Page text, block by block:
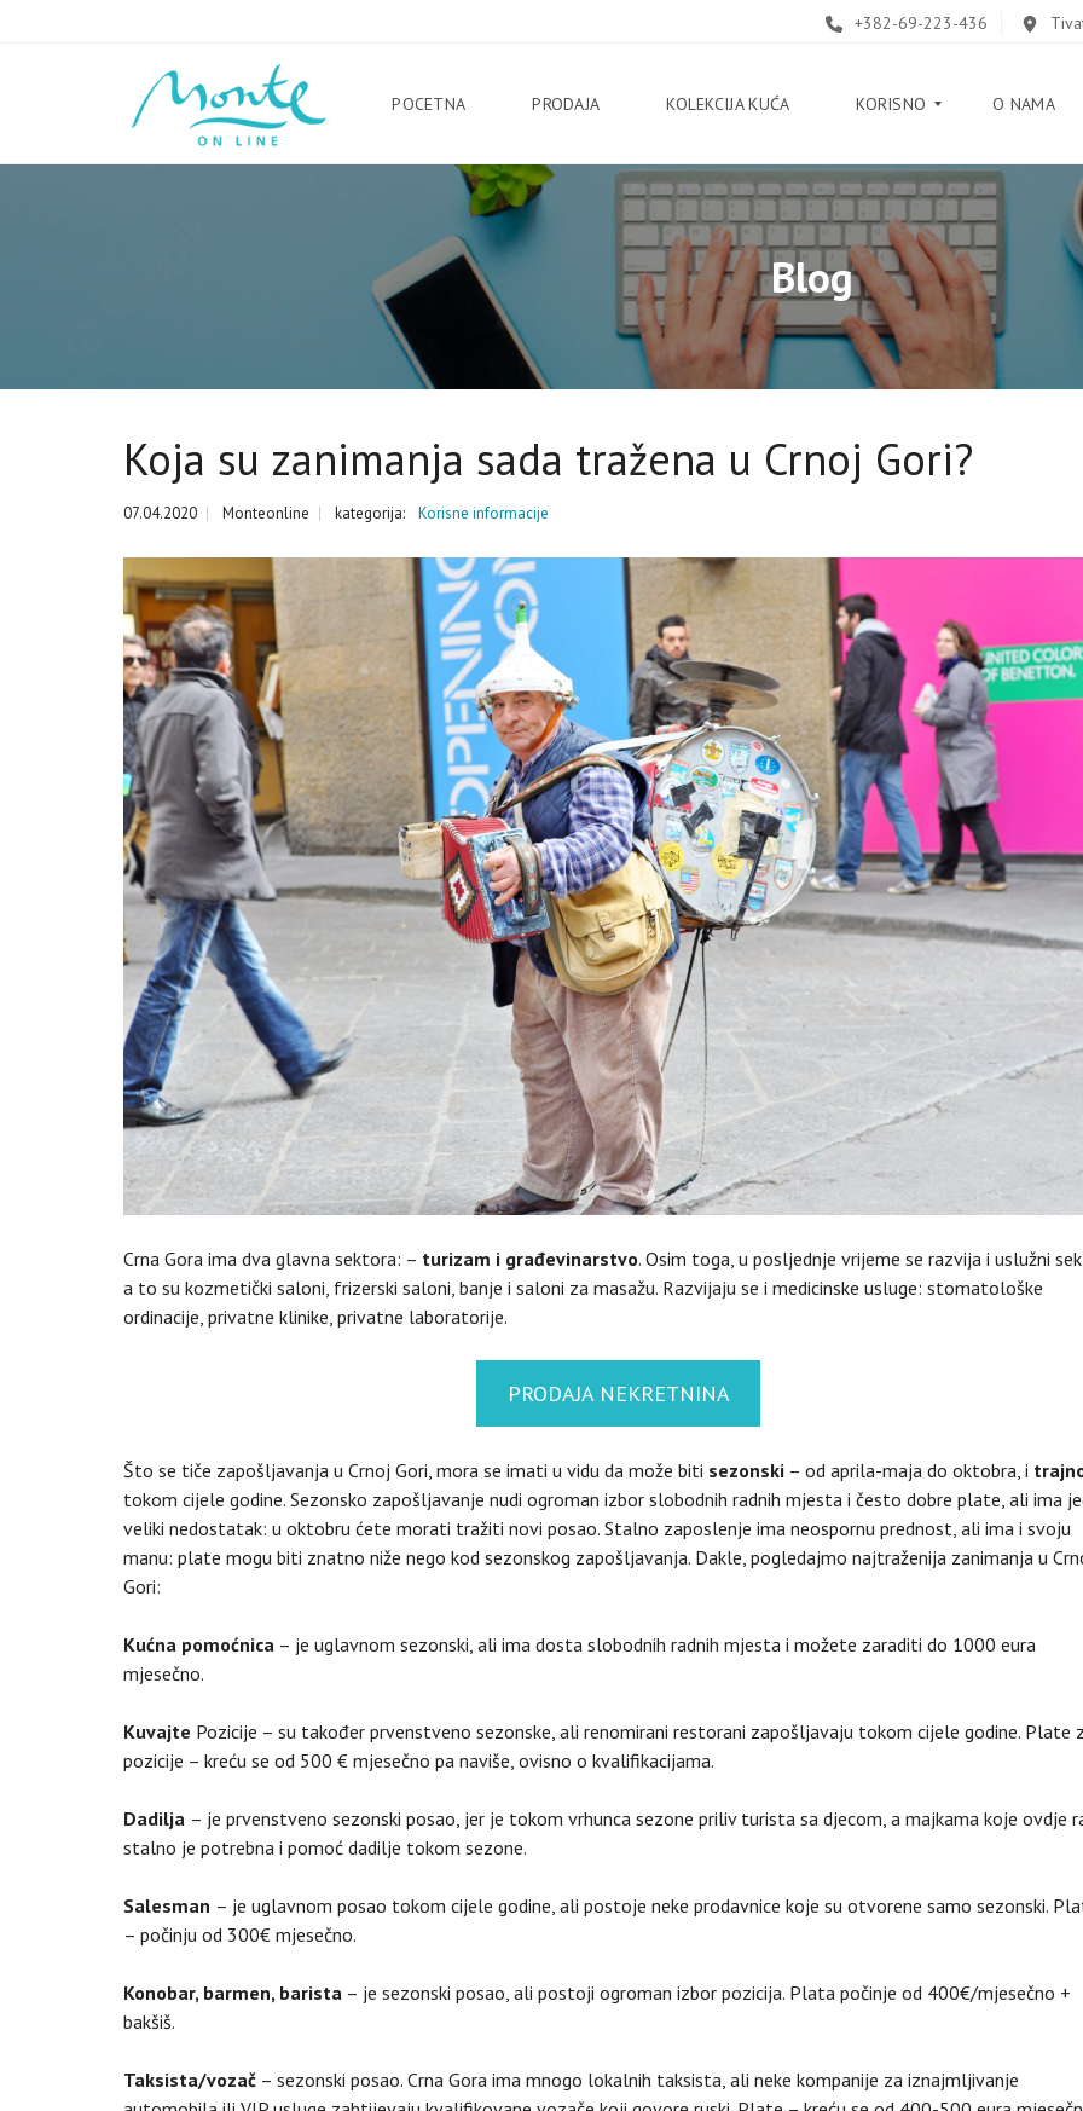
+382-69-223-436
POCETNA PRODAJA KOLEKCIJA KUĆA KORISNO
B
L
O
G
V
O
D
N
E
I
N
R
M
A
C
I
J
E
O NAMA
Blog
Koja su zanimanja sada tražena u Crnoj Gori?
07.04.2020 Monteonline kategorija: Korisne informacije
Crna Gora ima dva glavna sektora: – turizam i građevinarstvo. Osim toga, u posljednje vrijeme se razvija i uslužni
a to su kozmetički saloni, frizerski saloni, banje i saloni za masažu. Razvijaju se i medicinske usluge: stomatološke
ordinacije, privatne klinike, privatne laboratorije.
PRODAJA NEKRETNINA
Što se tiče zapošljavanja u Crnoj Gori, mora se imati u vidu da može biti sezonski – od aprila-maja do oktobra, i
tokom cijele godine. Sezonsko zapošljavanje nudi ogroman izbor slobodnih radnih mjesta i često dobre plate, ali ima
veliki nedostatak: u oktobru ćete morati tražiti novi posao. Stalno zaposlenje ima neospornu prednost, ali ima i svoju
manu: plate mogu biti znatno niže nego kod sezonskog zapošljavanja. Dakle, pogledajmo najtraženija zanimanja u
Gori:
Kućna pomoćnica – je uglavnom sezonski, ali ima dosta slobodnih radnih mjesta i možete zaraditi do 1000 eura
mjesečno.
Kuvajte Pozicije – su također prvenstveno sezonske, ali renomirani restorani zapošljavaju tokom cijele godine. Plate
pozicije – kreću se od 500 € mjesečno pa naviše, ovisno o kvalifikacijama.
Dadilja – je prvenstveno sezonski posao, jer je tokom vrhunca sezone priliv turista sa djecom, a majkama koje ovdje
stalno je potrebna i pomoć dadilje tokom sezone.
Salesman – je uglavnom posao tokom cijele godine, ali postoje neke prodavnice koje su otvorene samo sezonski.
– počinju od 300€ mjesečno.
Konobar, barmen, barista – je sezonski posao, ali postoji ogroman izbor pozicija. Plata počinje od 400€/mjesečno +
bakšiš.
Taksista/vozač – sezonski posao. Crna Gora ima mnogo lokalnih taksista, ali neke kompanije za iznajmljivanje